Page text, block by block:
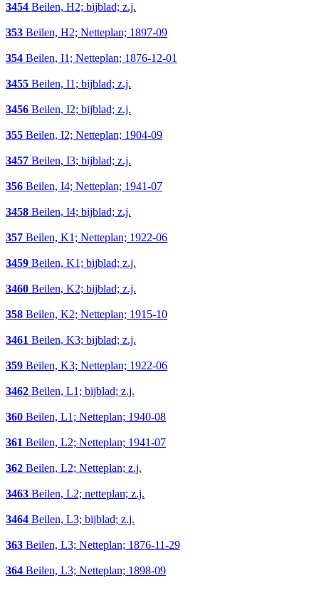
3454 Beilen, H2; bijblad; z.j.
353 Beilen, H2; Netteplan; 1897-09
354 Beilen, I1; Netteplan; 1876-12-01
3455 Beilen, I1; bijblad; z.j.
3456 Beilen, I2; bijblad; z.j.
355 Beilen, I2; Netteplan; 1904-09
3457 Beilen, I3; bijblad; z.j.
356 Beilen, I4; Netteplan; 1941-07
3458 Beilen, I4; bijblad; z.j.
357 Beilen, K1; Netteplan; 1922-06
3459 Beilen, K1; bijblad; z.j.
3460 Beilen, K2; bijblad; z.j.
358 Beilen, K2; Netteplan; 1915-10
3461 Beilen, K3; bijblad; z.j.
359 Beilen, K3; Netteplan; 1922-06
3462 Beilen, L1; bijblad; z.j.
360 Beilen, L1; Netteplan; 1940-08
361 Beilen, L2; Netteplan; 1941-07
362 Beilen, L2; Netteplan; z.j.
3463 Beilen, L2; netteplan; z.j.
3464 Beilen, L3; bijblad; z.j.
363 Beilen, L3; Netteplan; 1876-11-29
364 Beilen, L3; Netteplan; 1898-09